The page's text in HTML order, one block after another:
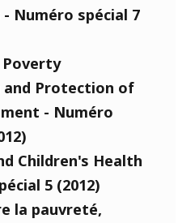
Numéro spécial 7
Poverty
and Protection of
- Numéro
Children's Health
5 (2012)
la pauvreté,